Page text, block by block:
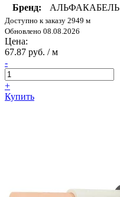
Бренд:
АЛЬФАКАБЕЛЬ
Доступно к заказу 2949 м
Обновлено 08.08.2026
Цена:
67.87 руб. / м
-
+
Купить